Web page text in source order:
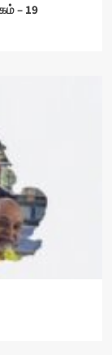
– 19